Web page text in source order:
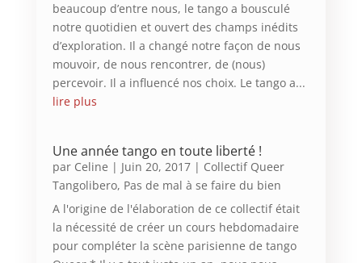
beaucoup d’entre nous, le tango a bousculé
notre quotidien et ouvert des champs inédits
d’exploration. Il a changé notre façon de nous
mouvoir, de nous rencontrer, de (nous)
percevoir. Il a influencé nos choix. Le tango a...
lire plus
Une année tango en toute liberté !
par Celine | Juin 20, 2017| Collectif Queer
Tangolibero, Pas de mal à se faire du bien
A l'origine de l'élaboration de ce collectif était
la nécessité de créer un cours hebdomadaire
pour compléter la scène parisienne de tango